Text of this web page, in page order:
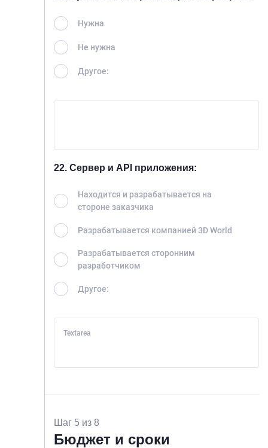
Нужна
Не нужна
Другое:
22. Сервер и API приложения:
Находится и разрабатывается на
стороне заказчика
Разрабатывается компанией 3D World
Разрабатывается сторонним
разработчиком
Другое:
Textarea
Шаг 5 из 8
Бюджет и сроки